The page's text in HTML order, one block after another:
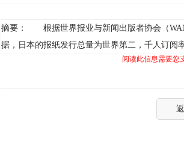
摘要： 根据世界报业与新闻出版者协会（
据，日本的报纸发行总量为世界第二，千人订阅
阅读此信息需要您